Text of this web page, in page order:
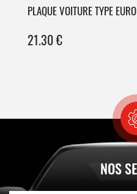
PLAQUE VOITURE TYPE
21.30€
NOS